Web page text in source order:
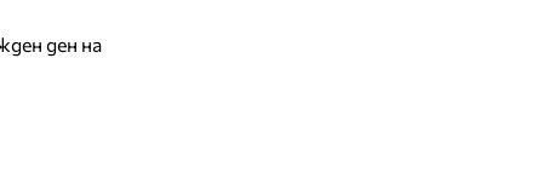
ден на